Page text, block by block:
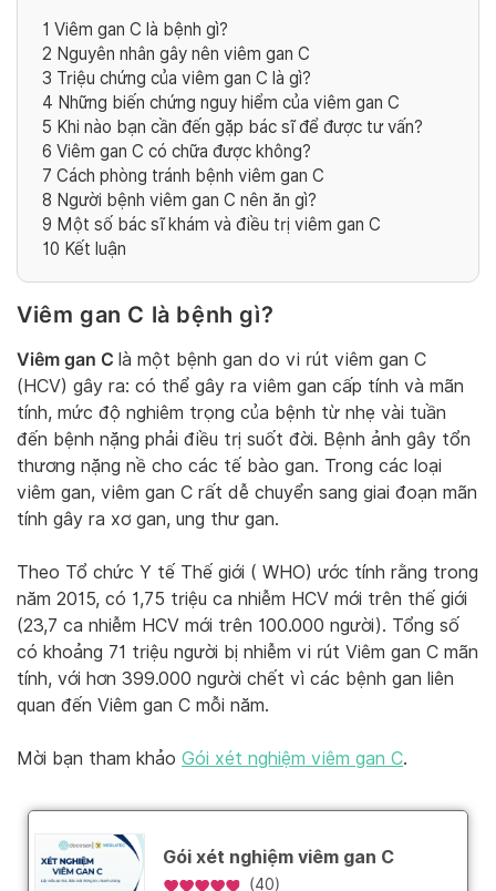
1 Viêm gan C là bệnh gì?
2 Nguyên nhân gây nên viêm gan C
3 Triệu chứng của viêm gan C là gì?
4 Những biến chứng nguy hiểm của viêm gan C
5 Khi nào bạn cần đến gặp bác sĩ để được tư vấn?
6 Viêm gan C có chữa được không?
7 Cách phòng tránh bệnh viêm gan C
8 Người bệnh viêm gan C nên ăn gì?
9 Một số bác sĩ khám và điều trị viêm gan C
10 Kết luận
Viêm gan C là bệnh gì?
Viêm gan C là một bệnh gan do vi rút viêm gan C
(HCV) gây ra: có thể gây ra viêm gan cấp tính và mãn
tính, mức độ nghiêm trọng của bệnh từ nhẹ vài tuần
đến bệnh nặng phải điều trị suốt đời. Bệnh ảnh gây tổn
thương nặng nề cho các tế bào gan. Trong các loại
viêm gan, viêm gan C rất dễ chuyển sang giai đoạn mãn
tính gây ra xơ gan, ung thư gan.
Theo Tổ chức Y tế Thế giới ( WHO) ước tính rằng trong
năm 2015, có 1,75 triệu ca nhiễm HCV mới trên thế giới
(23,7 ca nhiễm HCV mới trên 100.000 người). Tổng số
có khoảng 71 triệu người bị nhiễm vi rút Viêm gan C mãn
tính, với hơn 399.000 người chết vì các bệnh gan liên
quan đến Viêm gan C mỗi năm.
Mời bạn tham khảo Gói xét nghiệm viêm gan C.